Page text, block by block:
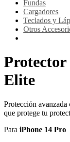
Fundas
Cargadores
Teclados y
Otros
Protector
Elite
Protección
que protege tu
Para iPhone 14 Pro